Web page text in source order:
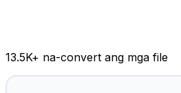
13.5K+ na-convert ang mga file